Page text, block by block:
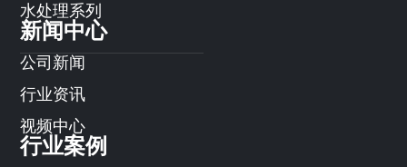
水处理系列
新闻中心
公司新闻
行业资讯
视频中心
行业案例